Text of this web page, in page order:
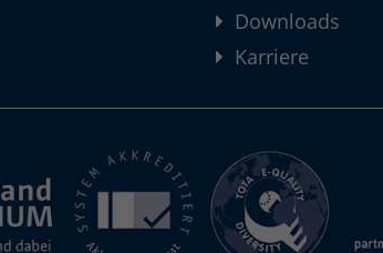
Downloads
Karriere